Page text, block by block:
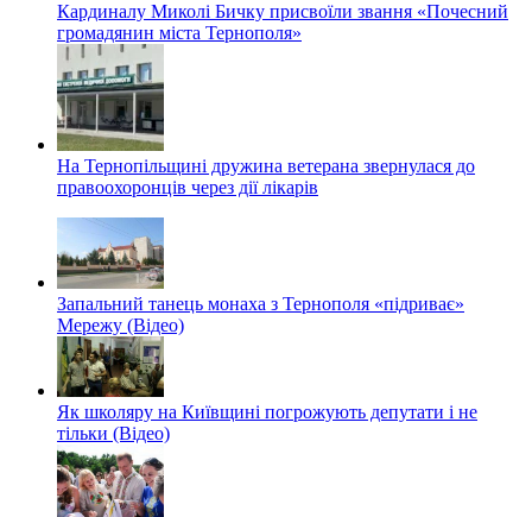
Кардиналу Миколі Бичку присвоїли звання «Почесний
громадянин міста Тернополя»
На Тернопільщині дружина ветерана звернулася до
правоохоронців через дії лікарів
Запальний танець монаха з Тернополя «підриває»
Мережу (Відео)
Як школяру на Київщині погрожують депутати і не
тільки (Відео)